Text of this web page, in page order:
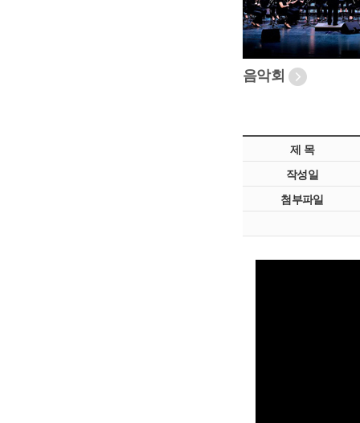
음악회
제 목
작성일
첨부파일